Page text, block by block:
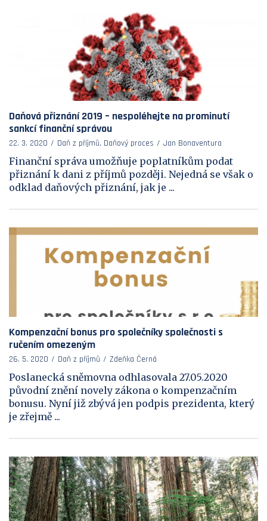
Daňová přiznání 2019 – nespoléhejte na prominutí
sankcí finanční správou
22. 3. 2020 Daň z příjmů, Daňový proces Jan Bonaventura
Finanční správa umožňuje poplatníkům podat
přiznání k dani z příjmů později. Nejedná se však o
odklad daňových přiznání, jak je ...
Kompenzační bonus pro společníky společnosti s
ručením omezeným
26. 5. 2020 Daň z příjmů Zdeňka Černá
Poslanecká sněmovna odhlasovala 27.05.2020
původní znění novely zákona o kompenzačním
bonusu. Nyní již zbývá jen podpis prezidenta, který
je zřejmě ...